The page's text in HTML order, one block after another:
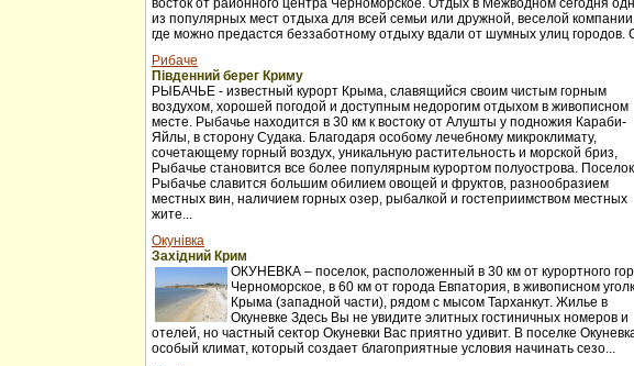
восток от районного центра Черноморское. Отдых в Межводном сегодня
из популярных мест отдыха для всей семьи или дружной, веселой
где можно предастся беззаботному отдыху вдали от шумных улиц городов.
Рибаче
Південний берег Криму
РЫБАЧЬЕ - известный курорт Крыма, славящийся своим чистым горным
воздухом, хорошей погодой и доступным недорогим отдыхом в живописном
месте. Рыбачье находится в 30 км к востоку от Алушты у подножия Караби-
Яйлы, в сторону Судака. Благодаря особому лечебному микроклимату,
сочетающему горный воздух, уникальную растительность и морской бриз,
Рыбачье становится все более популярным курортом полуострова. Поселок
Рыбачье славится большим обилием овощей и фруктов, разнообразием
местных вин, наличием горных озер, рыбалкой и гостеприимством местных
жите...
Окунівка
Західний Крим
ОКУНЕВКА – поселок, расположенный в 30 км от курортного
Черноморское, в 60 км от города Евпатория, в живописном
Крыма (западной части), рядом с мысом Тарханкут. Жилье в
Окуневке Здесь Вы не увидите элитных гостиничных номеров и
отелей, но частный сектор Окуневки Вас приятно удивит. В поселке
особый климат, который создает благоприятные условия начинать сезо...